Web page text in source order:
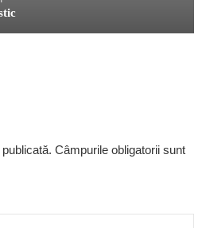
Câmpurile obligatorii sunt